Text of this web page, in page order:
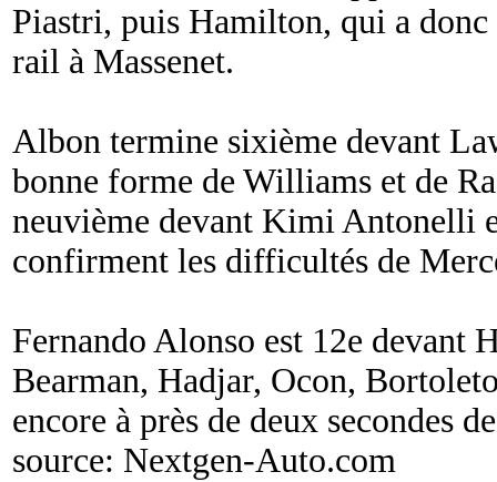
Piastri, puis Hamilton, qui a donc
rail à Massenet.
Albon termine sixième devant
bonne forme de Williams et de
neuvième devant Kimi Antonelli
confirment les difficultés de
Fernando Alonso est 12e devant
Bearman, Hadjar, Ocon,
encore à près de deux secondes
source: Nextgen-Auto.com